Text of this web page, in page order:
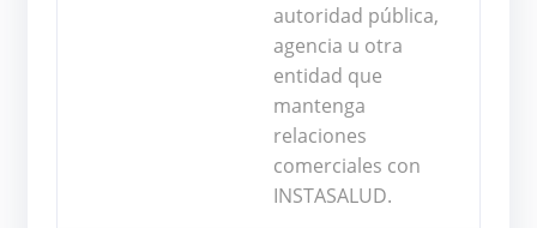
autoridad pública,
agencia u otra
entidad que
mantenga
relaciones
comerciales con
INSTASALUD.